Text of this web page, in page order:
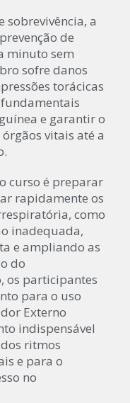
sobrevivência, a
de
minuto sem
sofre danos
torácicas
fundamentais
e garantir o
vitais até a
curso é preparar
rapidamente os
como
inadequada,
e ampliando as
do
os participantes
para o uso
Externo
indispensável
ritmos
e para o
no